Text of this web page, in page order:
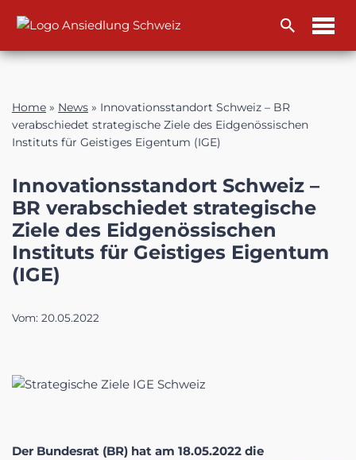
Inhalt
Home » News » Innovationsstandort Schweiz – BR
verabschiedet strategische Ziele des Eidgenössischen
Instituts für Geistiges Eigentum (IGE)
Innovationsstandort Schweiz –
BR verabschiedet strategische
Ziele des Eidgenössischen
Instituts für Geistiges Eigentum
(IGE)
Vom: 20.05.2022
Der Bundesrat (BR) hat am 18.05.2022 die